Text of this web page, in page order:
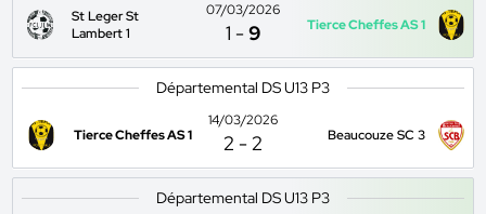
St Leger St
Lambert 1
07/03/2026
1 -9 Tierce Cheffes AS 1
Départemental DS U13 P3
Tierce Cheffes AS 1
14/03/2026
2 -2 Beaucouze SC 3
Départemental DS U13 P3